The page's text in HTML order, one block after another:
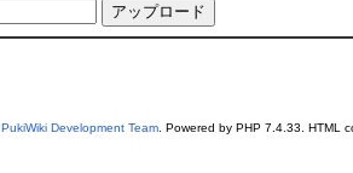
PukiWiki Development Team. Powered by PHP 7.4.33. HTML